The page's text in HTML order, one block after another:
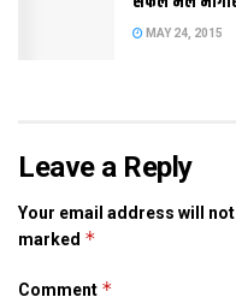
MAY 24, 2015
Leave a Reply
Your email address will
marked *
Comment *